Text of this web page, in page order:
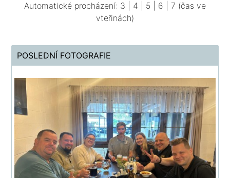
Automatické procházení: 3 4 5 6 7 (čas ve
vteřinách)
POSLEDNÍ FOTOGRAFIE